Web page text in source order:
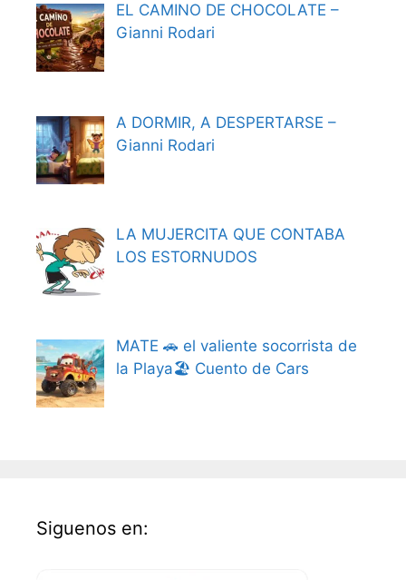
EL CAMINO DE CHOCOLATE –
Gianni Rodari
A DORMIR, A DESPERTARSE –
Gianni Rodari
LA MUJERCITA QUE CONTABA
LOS ESTORNUDOS
MATE 🚗 el valiente socorrista de
la Playa🏖️ Cuento de Cars
Siguenos en: